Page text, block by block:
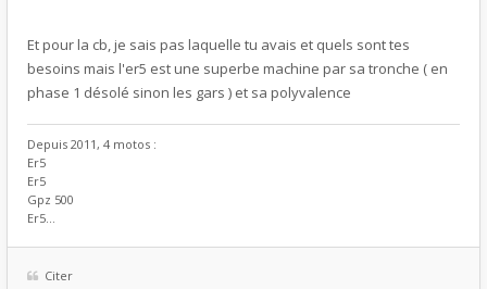
Et pour la cb, je sais pas laquelle tu avais et quels sont tes
besoins mais l'er5 est une superbe machine par sa tronche ( en
phase 1 désolé sinon les gars ) et sa polyvalence
Depuis 2011, 4 motos :
Er5
Er5
Gpz 500
Er5...
Citer